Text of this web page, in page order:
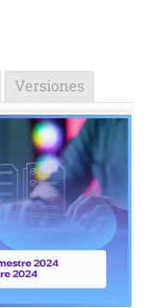
Versiones